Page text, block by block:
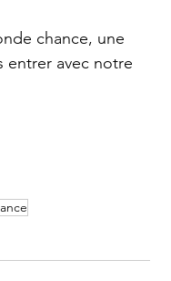
chance, une
entrer avec notre